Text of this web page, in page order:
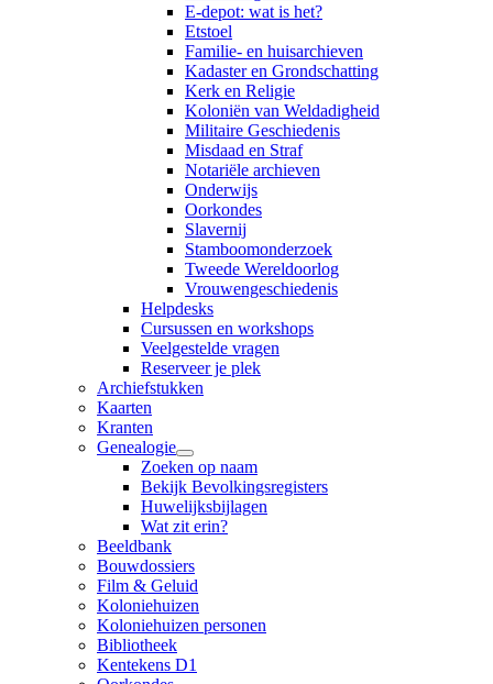
E-depot: wat is het?
Etstoel
Familie- en huisarchieven
Kadaster en Grondschatting
Kerk en Religie
Koloniën van Weldadigheid
Militaire Geschiedenis
Misdaad en Straf
Notariële archieven
Onderwijs
Oorkondes
Slavernij
Stamboomonderzoek
Tweede Wereldoorlog
Vrouwengeschiedenis
Helpdesks
Cursussen en workshops
Veelgestelde vragen
Reserveer je plek
Archiefstukken
Kaarten
Kranten
Genealogie
Zoeken op naam
Bekijk Bevolkingsregisters
Huwelijksbijlagen
Wat zit erin?
Beeldbank
Bouwdossiers
Film & Geluid
Koloniehuizen
Koloniehuizen personen
Bibliotheek
Kentekens D1